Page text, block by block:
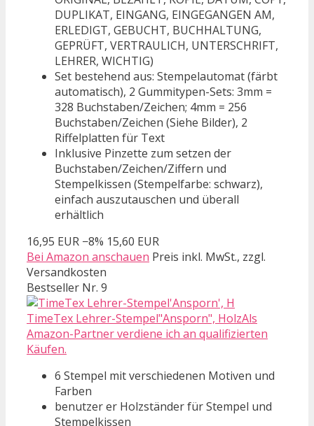
DUPLIKAT, EINGANG, EINGEGANGEN AM,
ERLEDIGT, GEBUCHT, BUCHHALTUNG,
GEPRÜFT, VERTRAULICH, UNTERSCHRIFT,
LEHRER, WICHTIG)
Set bestehend aus: Stempelautomat (färbt
automatisch), 2 Gummitypen-Sets: 3mm =
328 Buchstaben/Zeichen; 4mm = 256
Buchstaben/Zeichen (Siehe Bilder), 2
Riffelplatten für Text
Inklusive Pinzette zum setzen der
Buchstaben/Zeichen/Ziffern und
Stempelkissen (Stempelfarbe: schwarz),
einfach auszutauschen und überall
erhältlich
16,95 EUR −8% 15,60 EUR
Bei Amazon anschauen Preis inkl. MwSt., zzgl.
Versandkosten
Bestseller Nr. 9
TimeTex Lehrer-Stempel"Ansporn", HolzAls
Amazon-Partner verdiene ich an qualifizierten
Käufen.
6 Stempel mit verschiedenen Motiven und
Farben
benutzer er Holzständer für Stempel und
Stempelkissen